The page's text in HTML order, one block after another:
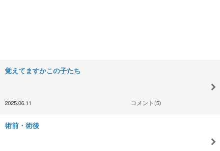
覚えてますかこの子たち
2025.06.11 コメント(5)
術前・術後